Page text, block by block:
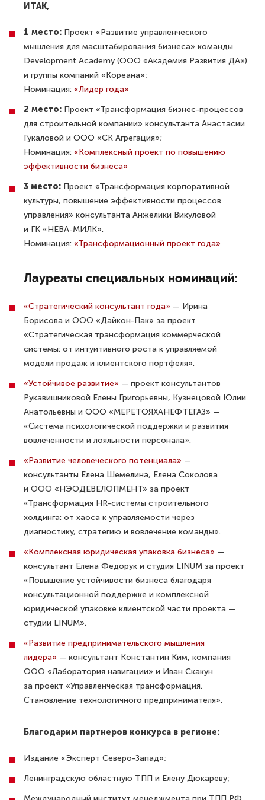
ИТАК,
1 место: Проект «Развитие управленческого
мышления для масштабирования бизнеса» команды
Development Academy (ООО «Академия Развития ДА»)
и группы компаний «Кореана»;
Номинация: «Лидер года»
2 место: Проект «Трансформация бизнес-процессов
для строительной компании» консультанта Анастасии
Гукаловой и ООО «СК Агрегация»;
Номинация: «Комплексный проект по повышению
эффективности бизнеса»
3 место: Проект «Трансформация корпоративной
культуры, повышение эффективности процессов
управления» консультанта Анжелики Викуловой
и ГК «НЕВА-МИЛК».
Номинация: «Трансформационный проект года»
Лауреаты специальных номинаций:
«Стратегический консультант года» — Ирина
Борисова и ООО «Дайкон-Пак» за проект
«Стратегическая трансформация коммерческой
системы: от интуитивного роста к управляемой
модели продаж и клиентского портфеля».
«Устойчивое развитие» — проект консультантов
Рукавишниковой Елены Григорьевны, Кузнецовой Юлии
Анатольевны и ООО «МЕРЕТОЯХАНЕФТЕГАЗ» —
«Система психологической поддержки и развития
вовлеченности и лояльности персонала».
«Развитие человеческого потенциала» —
консультанты Елена Шемелина, Елена Соколова
и ООО «НЭОДЕВЕЛОПМЕНТ» за проект
«Трансформация HR-системы строительного
холдинга: от хаоса к управляемости через
диагностику, стратегию и вовлечение команды».
«Комплексная юридическая упаковка бизнеса» —
консультант Елена Федорук и студия LINUM за проект
«Повышение устойчивости бизнеса благодаря
консультационной поддержке и комплексной
юридической упаковке клиентской части проекта —
студии LINUM».
«Развитие предпринимательского мышления
лидера» — консультант Константин Ким, компания
ООО «Лаборатория навигации» и Иван Скакун
за проект «Управленческая трансформация.
Становление технологичного предпринимателя».
Благодарим партнеров конкурса в регионе:
Издание «Эксперт Северо-Запад»;
Ленинградскую областную ТПП и Елену Дюкареву;